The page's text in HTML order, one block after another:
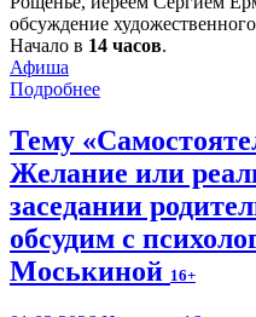
обсуждение
Начало в 14 часов.
Афиша
Подробнее
Тему
Желание или
заседании
обсудим с
Моськиной 16+